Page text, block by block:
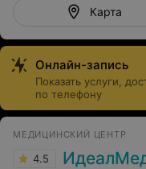
Карта
Онлайн-запись
Показать услуги,
по телефону
МЕДИЦИНСКИЙ ЦЕНТР
4.5